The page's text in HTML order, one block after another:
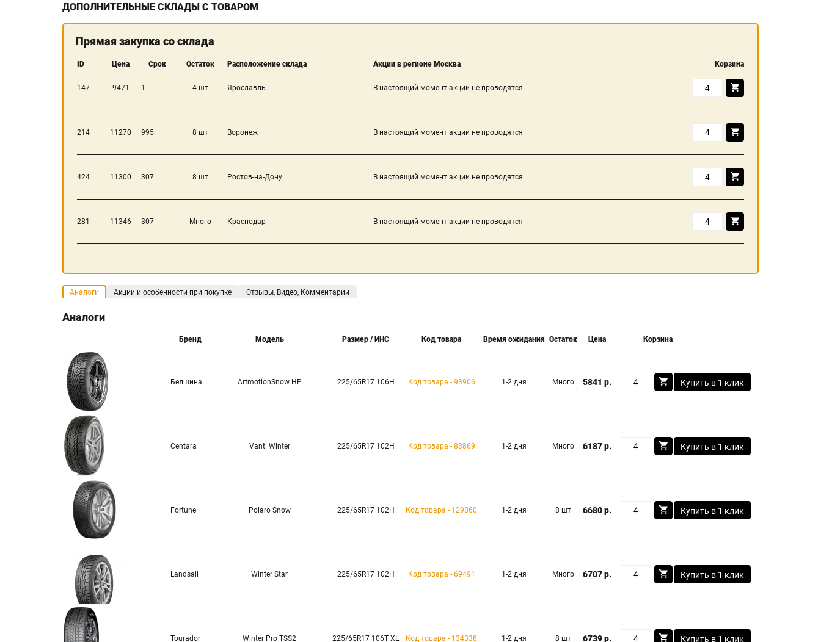
ДОПОЛНИТЕЛЬНЫЕ СКЛАДЫ С ТОВАРОМ
Прямая закупка со склада
ID Цена Срок Остаток Расположение склада Акции в регионе Москва Корзина
147 9471 1 4 шт Ярославль В настоящий момент акции не проводятся
214 11270 995 8 шт Воронеж В настоящий момент акции не проводятся
424 11300 307 8 шт Ростов-на-Дону В настоящий момент акции не проводятся
281 11346 307 Много Краснодар В настоящий момент акции не проводятся
Аналоги Акции и особенности при покупке Отзывы, Видео, Комментарии
Аналоги
Бренд Модель Размер / ИНС Код товара Время ожидания Остаток Цена Корзина
Белшина ArtmotionSnow HP 225/65R17 106H Код товара - 93906 1-2 дня Много 5841 р. Купить в 1 клик
Centara Vanti Winter 225/65R17 102H Код товара - 83869 1-2 дня Много 6187 р. Купить в 1 клик
Fortune Polaro Snow 225/65R17 102H Код товара - 129860 1-2 дня 8 шт 6680 р. Купить в 1 клик
Landsail Winter Star 225/65R17 102H Код товара - 69491 1-2 дня Много 6707 р. Купить в 1 клик
Tourador Winter Pro TSS2 225/65R17 106T XL Код товара - 134338 1-2 дня 8 шт 6739 р. Купить в 1 клик